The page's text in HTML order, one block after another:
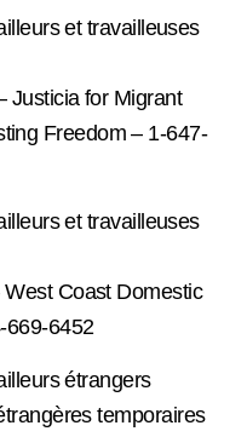
et travailleuses
Justicia for Migrant
Freedom – 1-647-
et travailleuses
Coast Domestic
669-6452
étrangers
temporaires